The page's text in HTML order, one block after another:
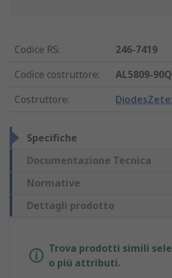
Codice RS:
246-7419
Codice costruttore:
AL5809-
Costruttore:
Specifiche
Documentazione Tecnica
Normative
Dettagli prodotto
Trova prodotti simili
o più attributi.